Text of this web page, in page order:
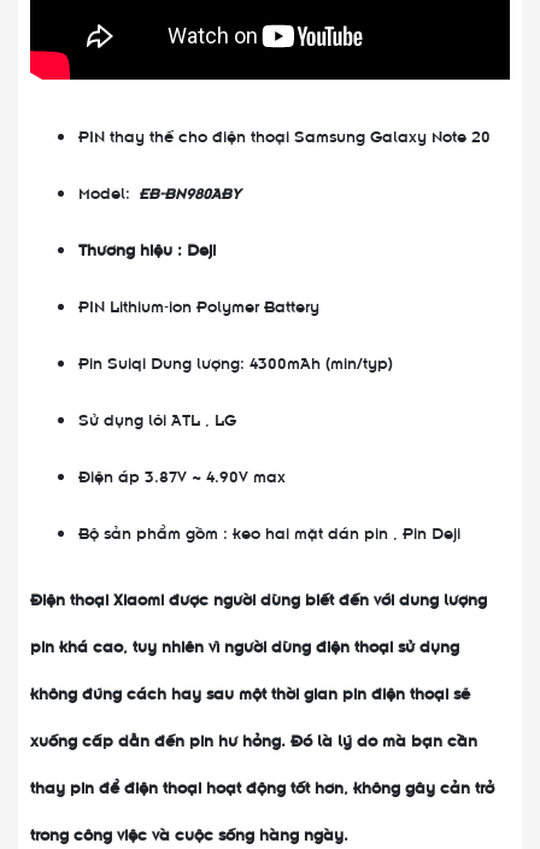
PIN thay thế cho điện thoại Samsung Galaxy Note 20
Model: EB-BN980ABY
Thương hiệu : Deji
PIN Lithium-ion Polymer Battery
Pin Suiqi Dung lượng: 4300mAh (min/typ)
Sử dụng lõi ATL , LG
Điện áp 3.87V ~ 4.90V max
Bộ sản phẩm gồm : keo hai mặt dán pin , Pin Deji
Điện thoại Xiaomi được người dùng biết đến với dung lượng
pin khá cao, tuy nhiên vì người dùng điện thoại sử dụng
không đúng cách hay sau một thời gian pin điện thoại sẽ
xuống cấp dẫn đến pin hư hỏng. Đó là lý do mà bạn cần
thay pin để điện thoại hoạt động tốt hơn, không gây cản trở
trong công việc và cuộc sống hàng ngày.